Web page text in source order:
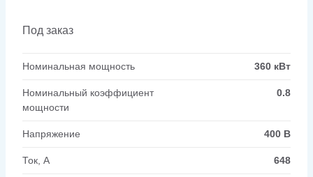
Под заказ
Номинальная мощность 360 кВт
Номинальный коэффициент
мощности
0.8
Напряжение 400 В
Ток, А 648